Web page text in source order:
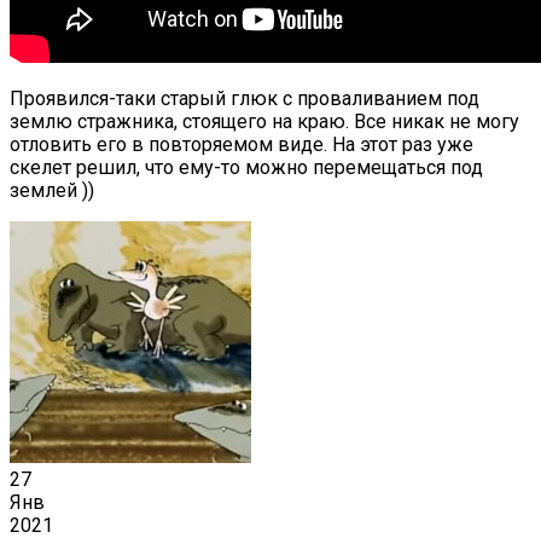
Проявился-таки старый глюк с проваливанием под
землю стражника, стоящего на краю. Все никак не могу
отловить его в повторяемом виде. На этот раз уже
скелет решил, что ему-то можно перемещаться под
землей ))
27
Янв
2021